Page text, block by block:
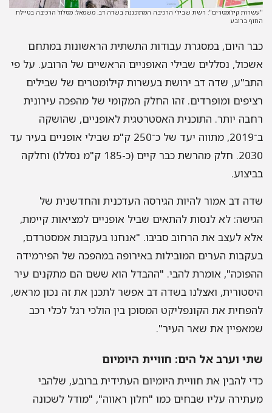
"עשרות קילומטרים": רשת שבילי הרכיבה המתוכננת בשדה דב. משמאל: מסלול הרכיבה בטיילת
החוף ברובע
כבר היום, במסגרת עבודות התשתית הראשונות במתחם
אשכול, נסללים שבילי האופניים הראשיים של הרובע. על פי
התב"ע, שדה דב ירושת בעשרות קילומטרים של שבילים
רציפים ומופרדים. זהו החלק המקומי של מהפכה עירונית
רחבה יותר. התוכנית האסטרטגית לאופניים, שהושקה
ב־2019, מתווה יעד של כ־250 ק"מ שבילי אופניים בעיר עד
2030. חלק מהרשת כבר קיים (כ-185 ק"מ נסללו) וחלקה
בביצוע.
שדה דב אמור להיות הגירסה העדכנית והחדשנית של
הגישה: לא לנסות להתאים שביל אופניים למציאות קיימת,
אלא לעצב את הרחוב סביבו. "אנחנו בעקבות אמסטרדם,
בעקבות הערים המובילות באירופה במהפכה של הפירמידה
ההפוכה", אומרת להבי. "ההבדל הוא ששם הם מתקנים עיר
היסטורית, ואצלנו בשדה דב אפשר לתכנן את זה נכון מראש,
להפחית את הקונפליקט המסוכן בין הולכי רגל לכלי רכב
שמאפיין את שאר העיר".
שתי וערב אל הים: חוויית היומיום
כדי להבין את חוויית היומיום העתידית ברובע, שלהבי
מעתירה עליו שבחים כמו "חלון ראווה", "מודל לשכונה